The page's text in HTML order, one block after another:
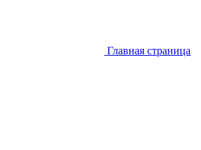
Главная страница